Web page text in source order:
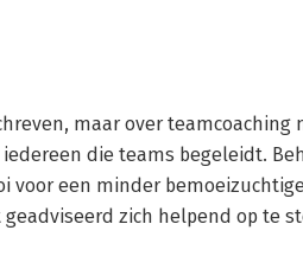
maar over teamcoaching
die teams begeleidt.
voor een minder
zich helpend op te